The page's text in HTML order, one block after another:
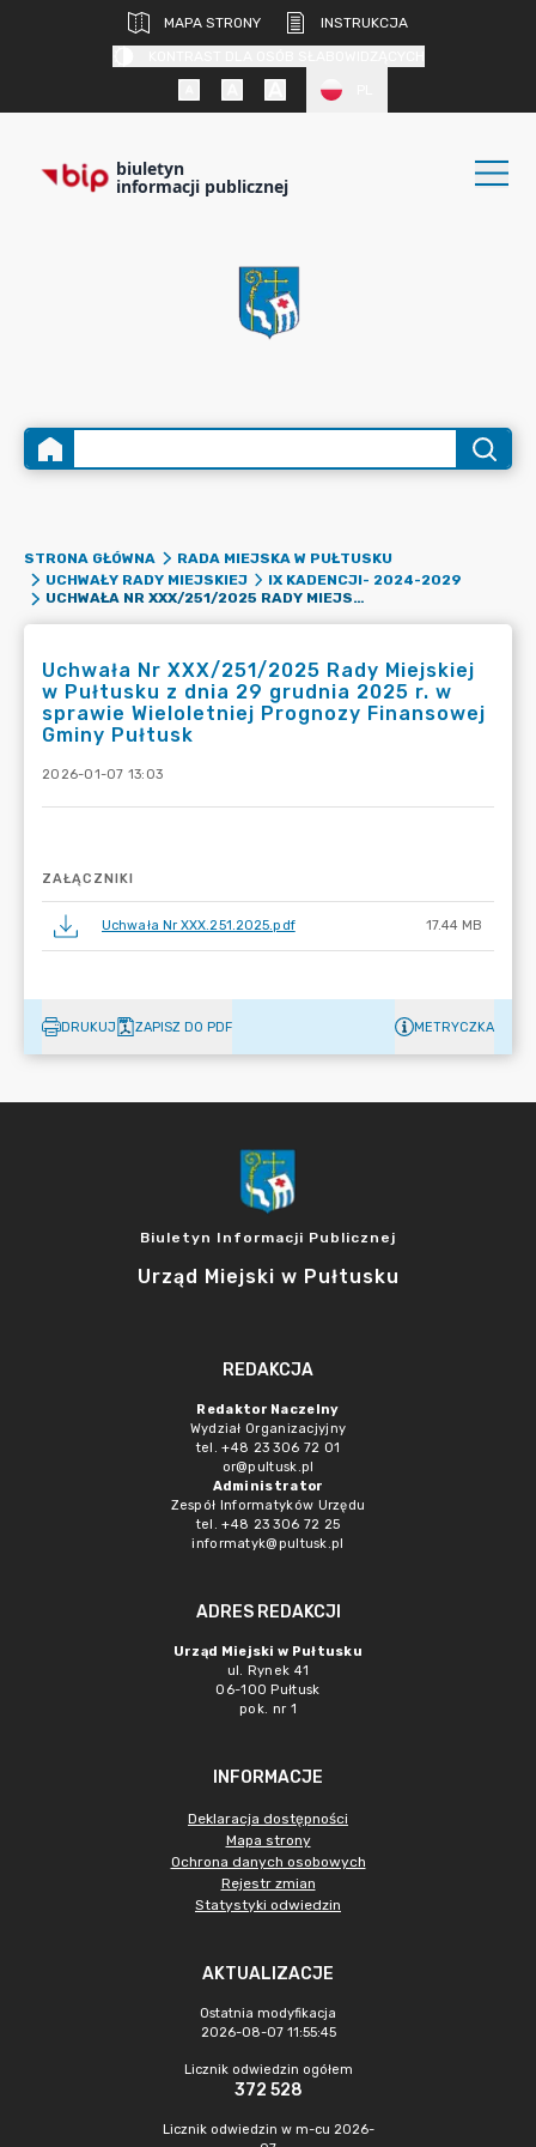
MAPA STRONY
INSTRUKCJA
biuletyn
informacji publicznej
STRONA GŁÓWNA
RADA MIEJSKA W PUŁTUSKU
UCHWAŁY RADY MIEJSKIEJ
IX KADENCJI- 2024-2029
UCHWAŁA NR XXX/251/2025 RADY MIEJSKIEJ W PUŁTUSKU Z DNIA 29 GRUDNIA 2025 R. W SPRAWIE WIELOLETNIEJ PROGNOZY FINANSOWEJ GMINY PUŁTUSK
Uchwała Nr XXX/251/2025 Rady Miejskiej
w Pułtusku z dnia 29 grudnia 2025 r. w
sprawie Wieloletniej Prognozy Finansowej
Gminy Pułtusk
2026-01-07 13:03
ZAŁĄCZNIKI
Uchwała Nr XXX.251.2025.pdf 17.44 MB
DRUKUJ ZAPISZ DO PDF METRYCZKA
Biuletyn Informacji Publicznej
Urząd Miejski w Pułtusku
REDAKCJA
Redaktor Naczelny
Wydział Organizacjyjny
tel. +48 23 306 72 01
or@pultusk.pl
Administrator
Zespół Informatyków Urzędu
tel. +48 23 306 72 25
informatyk@pultusk.pl
ADRES REDAKCJI
Urząd Miejski w Pułtusku
ul. Rynek 41
06-100 Pułtusk
pok. nr 1
INFORMACJE
Deklaracja dostępności
Mapa strony
Ochrona danych osobowych
Rejestr zmian
Statystyki odwiedzin
AKTUALIZACJE
Ostatnia modyfikacja
2026-08-07 11:55:45
Licznik odwiedzin ogółem
372 528
Licznik odwiedzin w m-cu 2026-